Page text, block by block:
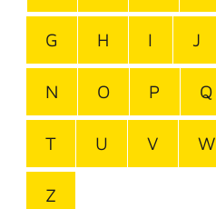
G H I J
N O P Q
T U V W
Z